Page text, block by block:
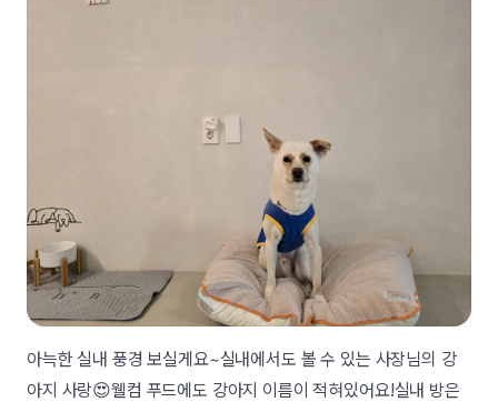
아늑한 실내 풍경 보실게요~실내에서도 볼 수 있는 사장님의 강
아지 사랑😍웰컴 푸드에도 강아지 이름이 적혀있어요!실내 방은